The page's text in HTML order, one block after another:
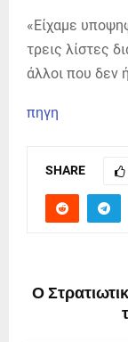
«Είχαμε
τρεις λίστες
άλλοι που δεν
πηγη
SHARE
Ο